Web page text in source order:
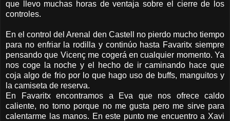
que llevo muchas horas de ventaja sobre el cierre de los
controles.
En el control del Arenal den Castell no pierdo mucho tiempo
para no enfriar la rodilla y continúo hasta Favaritx siempre
pensando que Vicenç me cogerá en cualquier momento. Ya
nos coge la noche y el hecho de ir caminando hace que
coja algo de frio por lo que hago uso de buffs, manguitos y
la camiseta de reserva.
En Favaritx encontramos a Eva que nos ofrece caldo
caliente, no tomo porque no me gusta pero me sirve para
calentarme las manos. En este punto me encuentro a Xavi